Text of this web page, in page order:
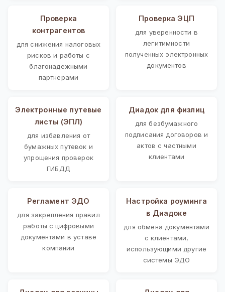
Проверка
контрагентов
для снижения налоговых
рисков и работы с
благонадежными
партнерами
Проверка ЭЦП
для уверенности в
легитимности
полученных электронных
документов
Электронные путевые
листы (ЭПЛ)
для избавления от
бумажных путевок и
упрощения проверок
ГИБДД
Диадок для физлиц
для безбумажного
подписания договоров и
актов с частными
клиентами
Регламент ЭДО
для закрепления правил
работы с цифровыми
документами в уставе
компании
Настройка роуминга
в Диадоке
для обмена документами
с клиентами,
использующими другие
системы ЭДО